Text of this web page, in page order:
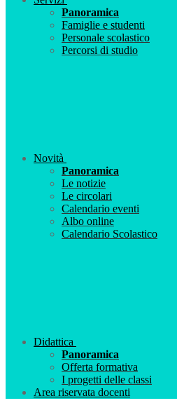
Panoramica
Famiglie e studenti
Personale scolastico
Percorsi di studio
Novità
Panoramica
Le notizie
Le circolari
Calendario eventi
Albo online
Calendario Scolastico
Didattica
Panoramica
Offerta formativa
I progetti delle classi
Area riservata docenti